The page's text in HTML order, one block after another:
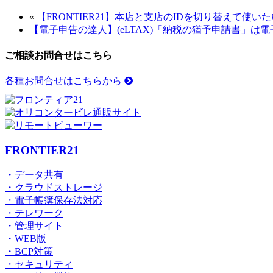
«
【FRONTIER21】本店と支店のIDを切り替えて使いた
【電子申告の達人】(eLTAX)「納税の猶予申請書」は
ご相談お問合せはこちら
各種お問合せはこちらから
FRONTIER21
・データ共有
・クラウドストレージ
・電子帳簿保存法対応
・テレワーク
・管理サイト
・WEB版
・BCP対策
・セキュリティ